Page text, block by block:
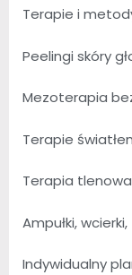
Terapie i
Peelingi skóry
Mezoterapia
Terapie
Terapia tlenowa
Ampułki,
Indywidualny